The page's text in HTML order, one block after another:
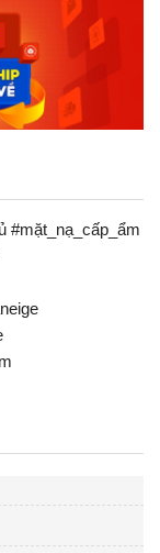
#mặt_nạ_cấp_ẩm